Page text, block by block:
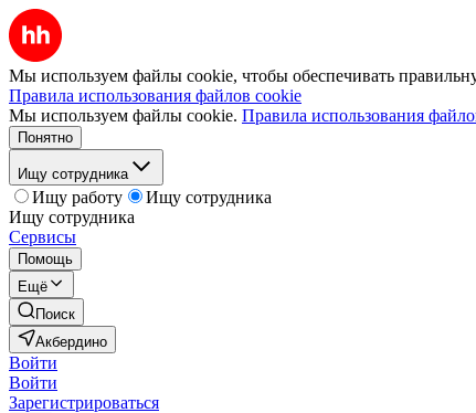
Мы используем файлы cookie, чтобы обеспечивать
Правила использования файлов cookie
Мы используем файлы cookie. Правила использования
Понятно
Ищу сотрудника
Ищу работу
Ищу сотрудника
Ищу сотрудника
Сервисы
Помощь
Ещё
Поиск
Акбердино
Войти
Войти
Зарегистрироваться